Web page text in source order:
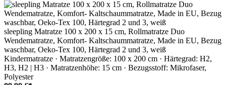
sleepling Matratze 100 x 200 x 15 cm, Rollmatratze Duo
Wendematratze, Komfort- Kaltschaummatratze, Made in EU, Bezug
waschbar, Oeko-Tex 100, Härtegrad 2 und 3, weiß
Kindermatratze · Matratzengröße: 100 x 200 cm · Härtegrad: H2,
H3, H2 | H3 · Matratzenhöhe: 15 cm · Bezugsstoff: Mikrofaser,
Polyester